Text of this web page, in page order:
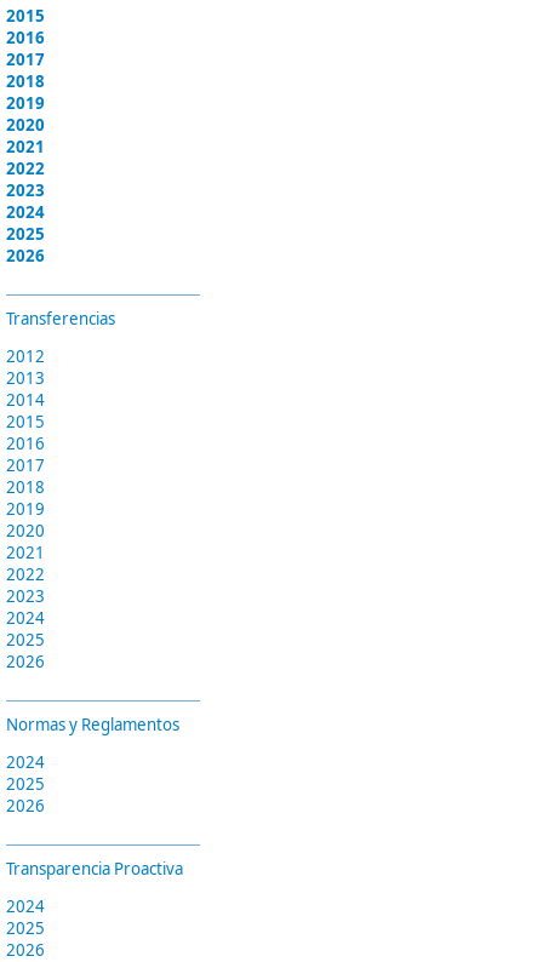
2015
2016
2017
2018
2019
2020
2021
2022
2023
2024
2025
2026
Transferencias
2012
2013
2014
2015
2016
2017
2018
2019
2020
2021
2022
2023
2024
2025
2026
Normas y Reglamentos
2024
2025
2026
Transparencia Proactiva
2024
2025
2026